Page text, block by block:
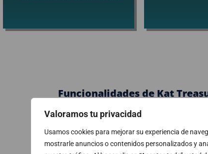
Valoramos tu privacidad
Usamos cookies para mejorar su experiencia de
mostrarle anuncios o contenidos personalizados y
Funcionalidades de Kat
Bancos